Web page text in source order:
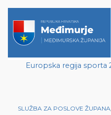
Europska regija sporta
SLUŽBA ZA POSLOVE ŽUPANA,